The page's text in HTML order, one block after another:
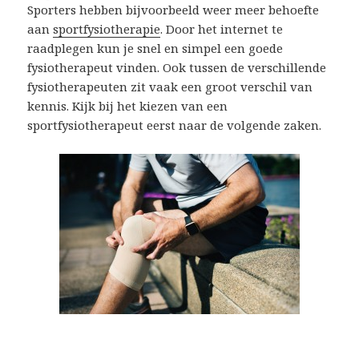
Sporters hebben bijvoorbeeld weer meer behoefte
aansportfysiotherapie. Door het internet te
raadplegen kun je snel en simpel een goede
fysiotherapeut vinden. Ook tussen de verschillende
fysiotherapeuten zit vaak een groot verschil van
kennis. Kijk bij het kiezen van een
sportfysiotherapeut eerst naar de volgende zaken.